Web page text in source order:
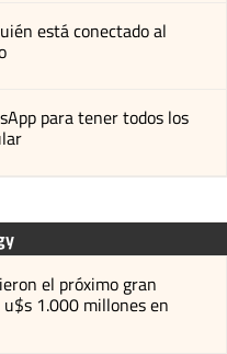
está conectado al
para tener todos los
el próximo gran
1.000 millones en